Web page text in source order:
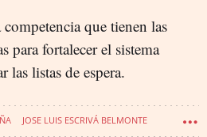
que tienen las
para fortalecer el sistema
listas de espera.
JOSE LUIS ESCRIVÁ BELMONTE